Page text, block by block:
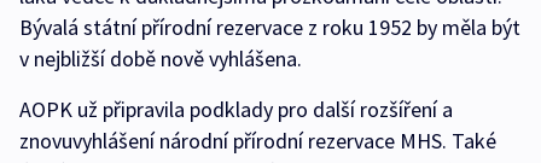
Bývalá státní přírodní rezervace z roku 1952 by měla být
v nejbližší době nově vyhlášena.
AOPK už připravila podklady pro další rozšíření a
znovuvyhlášení národní přírodní rezervace MHS. Také